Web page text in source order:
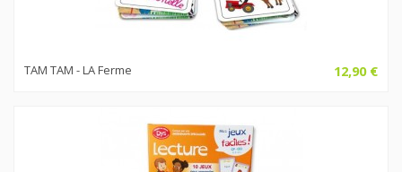
TAM TAM - LA Ferme 12,90 €